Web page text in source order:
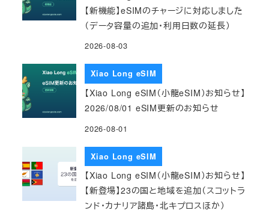
【新機能】eSIMのチャージに対応しました
（データ容量の追加・利用日数の延長）
2026-08-03
Xiao Long eSIM
【Xiao Long eSIM（小龍eSIM）お知らせ】
2026/08/01 eSIM更新のお知らせ
2026-08-01
Xiao Long eSIM
【Xiao Long eSIM（小龍eSIM）お知らせ】
【新登場】23の国と地域を追加（スコットラ
ンド・カナリア諸島・北キプロスほか）